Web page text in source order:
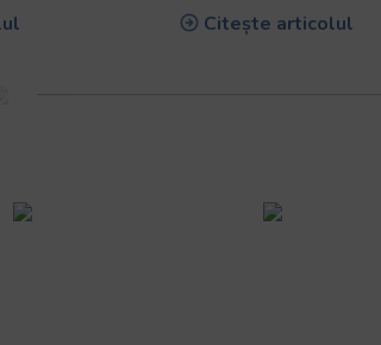
Citește articolul